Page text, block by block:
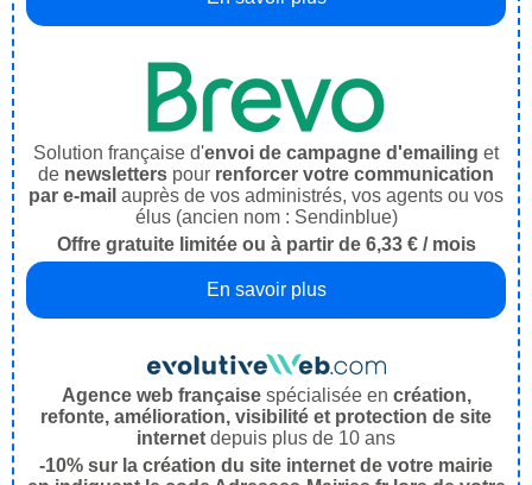
Solution française d'envoi de campagne d'emailing et
de newsletters pour renforcer votre communication
par e-mail auprès de vos administrés, vos agents ou vos
élus (ancien nom : Sendinblue)
Offre gratuite limitée ou à partir de 6,33 € / mois
En savoir plus
Agence web françaisespécialisée en création,
refonte, amélioration, visibilité et protection de site
internet depuis plus de 10 ans
-10% sur la création du site internet de votre mairie